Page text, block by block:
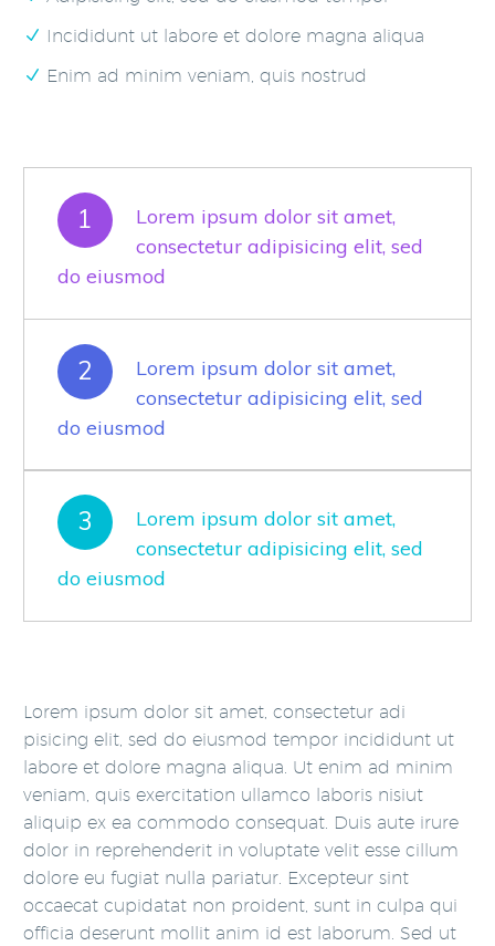
Incididunt ut labore et dolore magna aliqua
Enim ad minim veniam, quis nostrud
1
Lorem ipsum dolor sit amet,
consectetur adipisicing elit, sed
do eiusmod
2
Lorem ipsum dolor sit amet,
consectetur adipisicing elit, sed
do eiusmod
3
Lorem ipsum dolor sit amet,
consectetur adipisicing elit, sed
do eiusmod
Lorem ipsum dolor sit amet, consectetur adi
pisicing elit, sed do eiusmod tempor incididunt ut
labore et dolore magna aliqua. Ut enim ad minim
veniam, quis exercitation ullamco laboris nisiut
aliquip ex ea commodo consequat. Duis aute irure
dolor in reprehenderit in voluptate velit esse cillum
dolore eu fugiat nulla pariatur. Excepteur sint
occaecat cupidatat non proident, sunt in culpa qui
officia deserunt mollit anim id est laborum. Sed ut